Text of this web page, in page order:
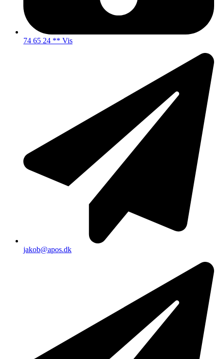
74 65 24 ** Vis
jakob@apos.dk